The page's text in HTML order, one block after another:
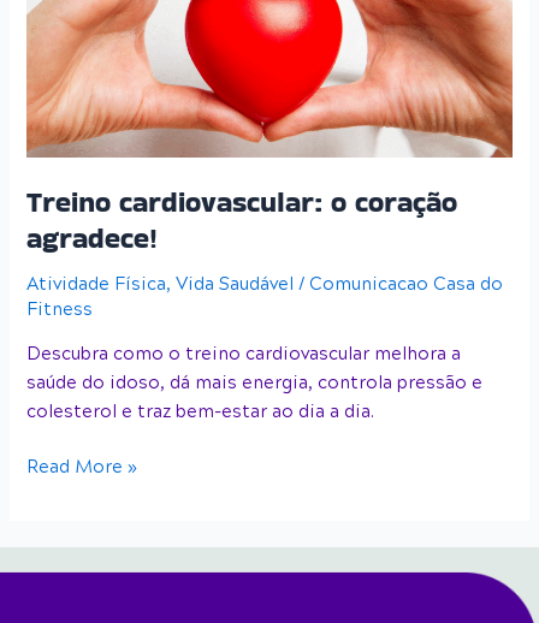
Treino cardiovascular: o coração
agradece!
Atividade Física,Vida Saudável /Comunicacao Casa do
Fitness
Descubra como o treino cardiovascular melhora a
saúde do idoso, dá mais energia, controla pressão e
colesterol e traz bem-estar ao dia a dia.
agradece!
Read More »